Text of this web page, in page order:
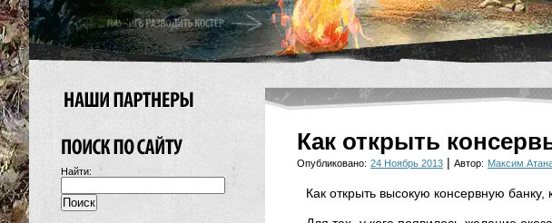
Найти:
Как открыть
Опубликовано: 24 Ноябрь 2013 | Автор: Максим
Как открыть высокую консервную